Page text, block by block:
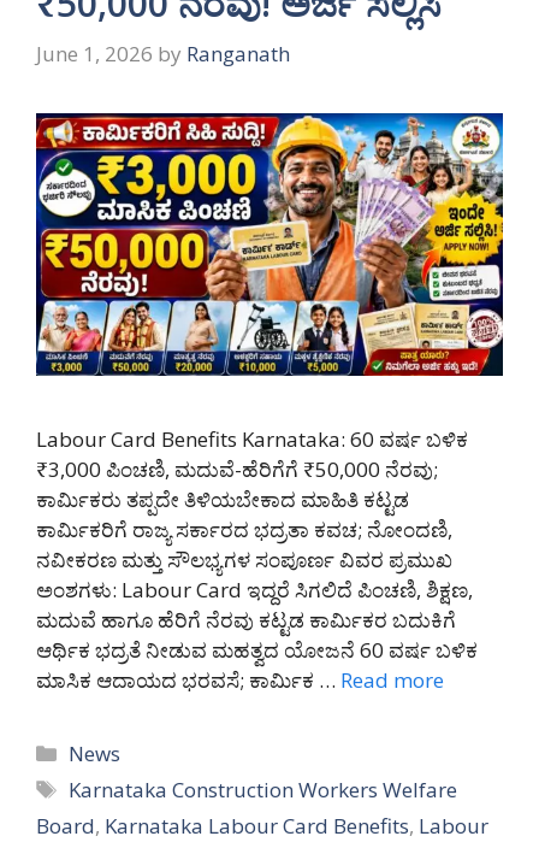
June 1, 2026 by Ranganath
Labour Card Benefits Karnataka: 60 ವರ್ಷ ಬಳಿಕ
₹3,000 ಪಿಂಚಣಿ, ಮದುವೆ-ಹೆರಿಗೆಗೆ ₹50,000 ನೆರವು;
ಕಾರ್ಮಿಕರು ತಪ್ಪದೇ ತಿಳಿಯಬೇಕಾದ ಮಾಹಿತಿ ಕಟ್ಟಡ
ಕಾರ್ಮಿಕರಿಗೆ ರಾಜ್ಯ ಸರ್ಕಾರದ ಭದ್ರತಾ ಕವಚ; ನೋಂದಣಿ,
ನವೀಕರಣ ಮತ್ತು ಸೌಲಭ್ಯಗಳ ಸಂಪೂರ್ಣ ವಿವರ ಪ್ರಮುಖ
ಅಂಶಗಳು: Labour Card ಇದ್ದರೆ ಸಿಗಲಿದೆ ಪಿಂಚಣಿ, ಶಿಕ್ಷಣ,
ಮದುವೆ ಹಾಗೂ ಹೆರಿಗೆ ನೆರವು ಕಟ್ಟಡ ಕಾರ್ಮಿಕರ ಬದುಕಿಗೆ
ಆರ್ಥಿಕ ಭದ್ರತೆ ನೀಡುವ ಮಹತ್ವದ ಯೋಜನೆ 60 ವರ್ಷ ಬಳಿಕ
ಮಾಸಿಕ ಆದಾಯದ ಭರವಸೆ; ಕಾರ್ಮಿಕ … Read more
Categories
News
Tags
Karnataka Construction Workers Welfare
Board, Karnataka Labour Card Benefits, Labour